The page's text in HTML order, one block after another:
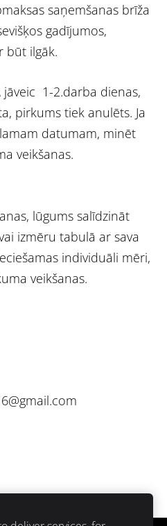
saņemšanas brīža
gadījumos,
būt ilgāk.
jāveic 1-2.darba dienas,
pirkums tiek anulēts. Ja
datumam, minēt
veikšanas.
lūgums salīdzināt
izmēru tabulā ar sava
individuāli mēri,
veikšanas.